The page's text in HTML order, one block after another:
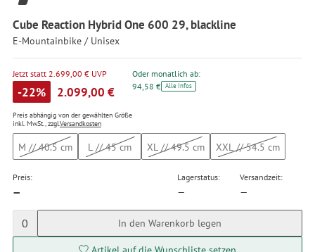
Cube Reaction Hybrid One 600 29, blackline
E-Mountainbike / Unisex
Jetzt statt 2.699,00 € UVP
-22% 2.099,00 €
Preis abhängig von der gewählten Größe
inkl. MwSt., zzgl.Versandkosten
Oder monatlich ab:
94,58 € Alle Infos
M // 40.5 cm L // 45 cm XL // 49.5 cm XXL // 54.5 cm
Preis:
—
Lagerstatus:
—
Versandzeit:
—
0 In den Warenkorb legen